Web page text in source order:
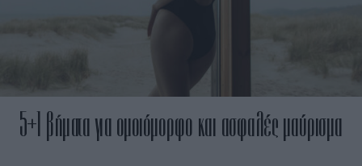
5+1 βήματα για ομοιόμορφο και ασφαλές μαύρισμα